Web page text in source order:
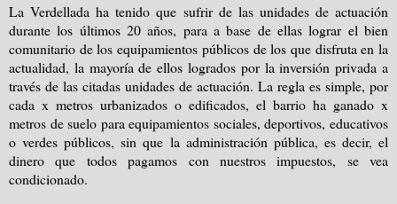
La Verdellada ha tenido que sufrir de las unidades de actuación
durante los últimos 20 años, para a base de ellas lograr el bien
comunitario de los equipamientos públicos de los que disfruta en la
actualidad, la mayoría de ellos logrados por la inversión privada a
través de las citadas unidades de actuación. La regla es simple, por
cada x metros urbanizados o edificados, el barrio ha ganado x
metros de suelo para equipamientos sociales, deportivos, educativos
o verdes públicos, sin que la administración pública, es decir, el
dinero que todos pagamos con nuestros impuestos, se vea
condicionado.